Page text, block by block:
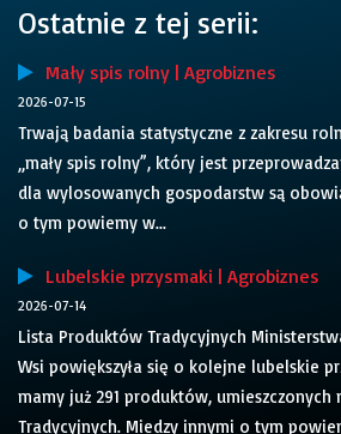
Ostatnie z tej serii:
Mały spis rolny | Agrobiznes
2026-07-15
Trwają badania statystyczne z zakresu
„mały spis rolny”, który jest
dla wylosowanych gospodarstw są
o tym powiemy w...
Lubelskie przysmaki | Agrobiznes
2026-07-14
Lista Produktów Tradycyjnych
Wsi powiększyła się o kolejne lubelskie
mamy już 291 produktów,
Tradycyjnych. Miedzy innymi o tym